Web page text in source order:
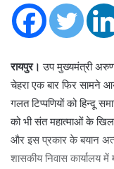
रायपुर।उप मुख्यमंत्री
चेहरा एक बार फिर सामने
गलत टिप्पणियों को हिन्दू
को भी संत महात्माओं के
और इस प्रकार के बयान
शासकीय निवास कार्यालय